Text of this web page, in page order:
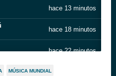
hace 13 minutos
hace 18 minutos
hace 22 minutos
hace 28 minutos
MÚSICA MUNDIAL